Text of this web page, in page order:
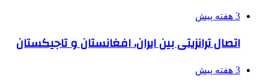
3 هفته پیش
اتصال ترانزیتی بین ایران، افغانستان و تاجیکستان
3 هفته پیش